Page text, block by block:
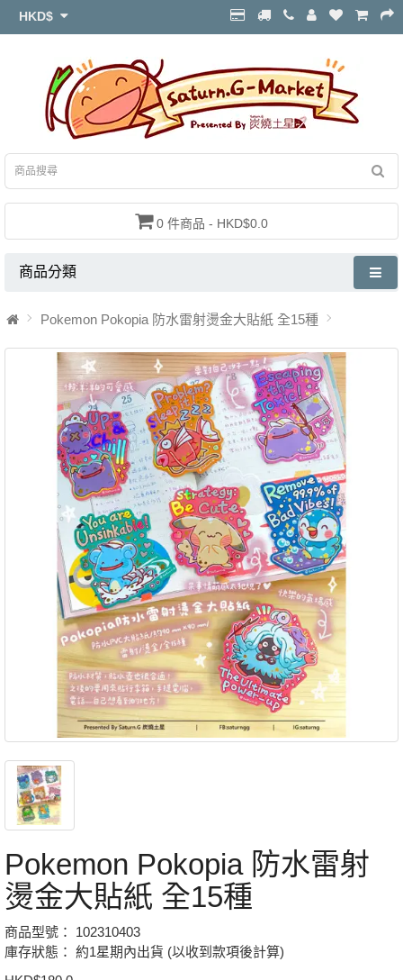
HKD$
0 件商品 - HKD$0.0
商品分類
Pokemon Pokopia 防水雷射燙金大貼紙 全15種
Pokemon Pokopia 防水雷射
燙金大貼紙 全15種
商品型號： 102310403
庫存狀態： 約1星期內出貨 (以收到款項後計算)